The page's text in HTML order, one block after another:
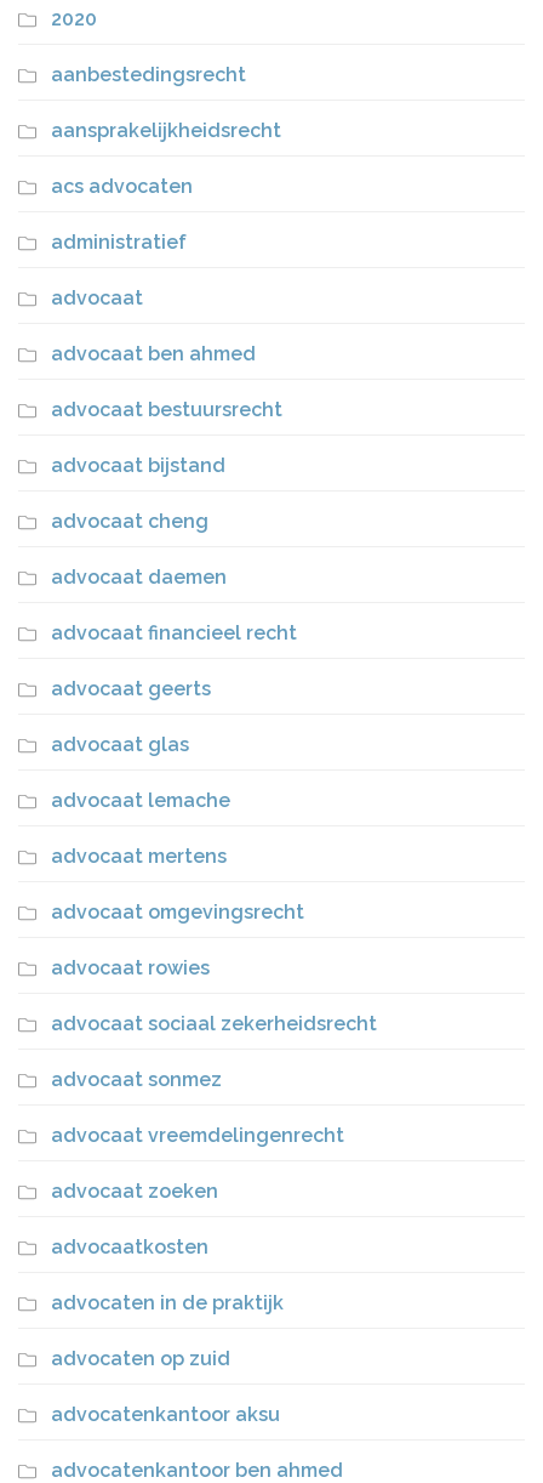
2020
aanbestedingsrecht
aansprakelijkheidsrecht
acs advocaten
administratief
advocaat
advocaat ben ahmed
advocaat bestuursrecht
advocaat bijstand
advocaat cheng
advocaat daemen
advocaat financieel recht
advocaat geerts
advocaat glas
advocaat lemache
advocaat mertens
advocaat omgevingsrecht
advocaat rowies
advocaat sociaal zekerheidsrecht
advocaat sonmez
advocaat vreemdelingenrecht
advocaat zoeken
advocaatkosten
advocaten in de praktijk
advocaten op zuid
advocatenkantoor aksu
advocatenkantoor ben ahmed